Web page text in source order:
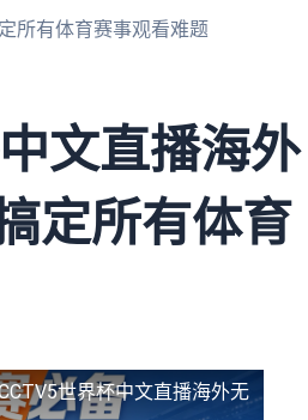
所有体育赛事观看难题
文直播海外
定所有体育
世界杯中文直播海外无